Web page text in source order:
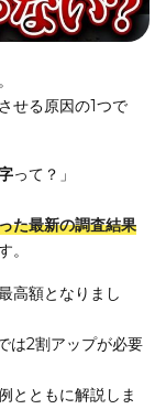
せる原因の1つで
って？」
た最新の調査結果
。
高額となりまし
は2割アップが必要
とともに解説しま